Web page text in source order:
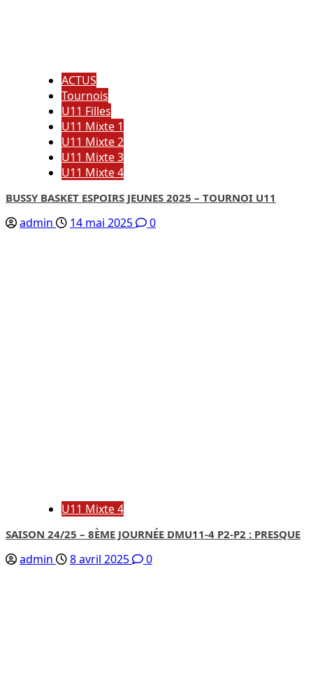
ACTUS
Tournois
U11 Filles
U11 Mixte 1
U11 Mixte 2
U11 Mixte 3
U11 Mixte 4
BUSSY BASKET ESPOIRS JEUNES 2025 – TOURNOI U11
admin 14 mai 2025 0
U11 Mixte 4
SAISON 24/25 – 8ÈME JOURNÉE DMU11-4 P2-P2 : PRESQUE
admin 8 avril 2025 0